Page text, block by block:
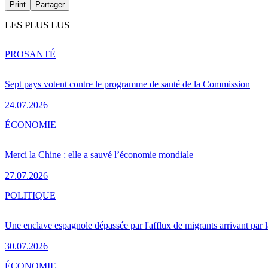
Print Partager
LES PLUS LUS
Sept pays votent contre le programme de santé de la Commission
24.07.2026
PROSANTÉ
Merci la Chine : elle a sauvé l’économie mondiale
27.07.2026
ÉCONOMIE
Une enclave espagnole dépassée par l'afflux de migrants arrivant par
30.07.2026
POLITIQUE
ÉCONOMIE